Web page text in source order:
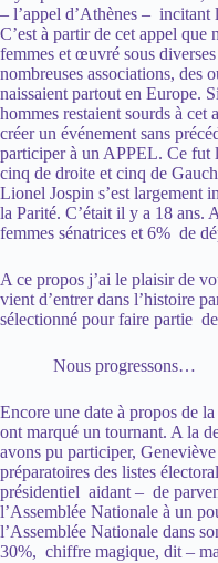
– l’appel d’Athènes – incitant
C’est à partir de cet appel que
femmes et œuvré sous
nombreuses associations, des
naissaient partout en Europe.
hommes restaient sourds à cet
créer un événement sans
participer à un APPEL. Ce fut
cinq de droite et cinq de
Lionel Jospin s’est largement
la Parité. C’était il y a 18 ans.
femmes sénatrices et 6% de
A ce propos j’ai le plaisir de
vient d’entrer dans l’histoire
sélectionné pour faire partie
Nous progressons…
Encore une date à propos de
ont marqué un tournant. A la
avons pu participer,
préparatoires des listes
présidentiel aidant – de
l’Assemblée Nationale à un
l’Assemblée Nationale dans
30%, chiffre magique, dit –